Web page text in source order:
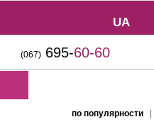
UA
UA
(067) 695-60-60
по популярности|